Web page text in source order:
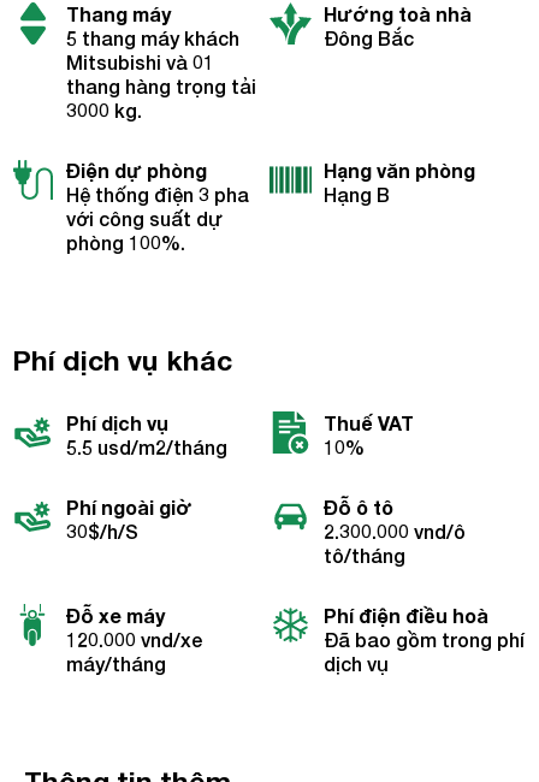
Thang máy
5 thang máy khách
Mitsubishi và 01
thang hàng trọng tải
3000 kg.
Hướng toà nhà
Đông Bắc
Điện dự phòng
Hệ thống điện 3 pha
với công suất dự
phòng 100%.
Hạng văn phòng
Hạng B
Phí dịch vụ khác
Phí dịch vụ
5.5 usd/m2/tháng
Thuế VAT
10%
Phí ngoài giờ
30$/h/S
Đỗ ô tô
2.300.000 vnd/ô
tô/tháng
Đỗ xe máy
120.000 vnd/xe
máy/tháng
Phí điện điều hoà
Đã bao gồm trong phí
dịch vụ